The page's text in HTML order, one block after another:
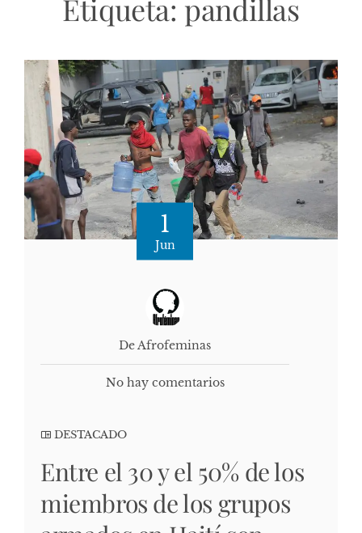
Etiqueta: pandillas
1
Jun
De Afrofeminas
No hay comentarios
DESTACADO
Entre el 30 y el 50% de los
miembros de los grupos